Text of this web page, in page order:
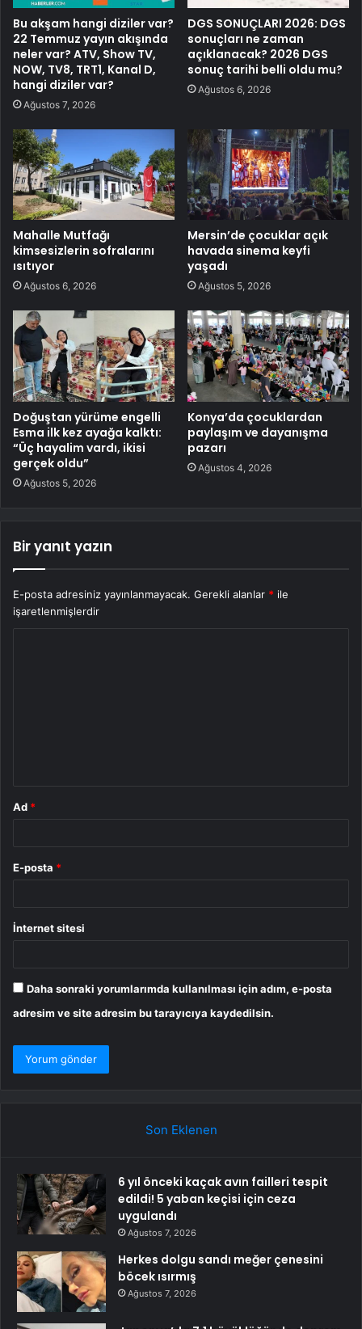
Bu akşam hangi diziler var?
22 Temmuz yayın akışında
neler var? ATV, Show TV,
NOW, TV8, TRT1, Kanal D,
hangi diziler var?
Ağustos 7, 2026
DGS SONUÇLARI 2026: DGS
sonuçları ne zaman
açıklanacak? 2026 DGS
sonuç tarihi belli oldu mu?
Ağustos 6, 2026
Mahalle Mutfağı
kimsesizlerin sofralarını
ısıtıyor
Ağustos 6, 2026
Mersin’de çocuklar açık
havada sinema keyfi
yaşadı
Ağustos 5, 2026
Doğuştan yürüme engelli
Esma ilk kez ayağa kalktı:
“Üç hayalim vardı, ikisi
gerçek oldu”
Ağustos 5, 2026
Konya’da çocuklardan
paylaşım ve dayanışma
pazarı
Ağustos 4, 2026
Bir yanıt yazın
E-posta adresiniz yayınlanmayacak. Gerekli alanlar * ile
işaretlenmişlerdir
Ad *
E-posta *
İnternet sitesi
Daha sonraki yorumlarımda kullanılması için adım, e-posta
adresim ve site adresim bu tarayıcıya kaydedilsin.
Son Eklenen
6 yıl önceki kaçak avın failleri tespit
edildi! 5 yaban keçisi için ceza
uygulandı
Ağustos 7, 2026
Herkes dolgu sandı meğer çenesini
böcek ısırmış
Ağustos 7, 2026